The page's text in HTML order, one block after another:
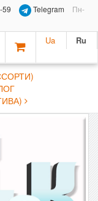
59 Telegram
Пн-
Ua Ru